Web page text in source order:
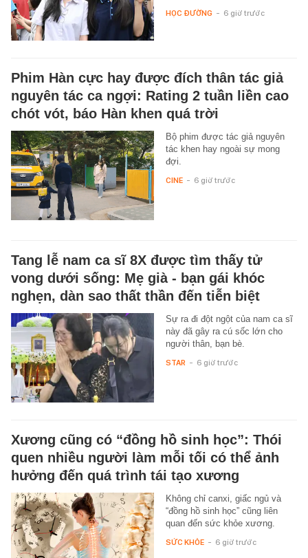
HỌC ĐƯỜNG - 6 giờ trước
Phim Hàn cực hay được đích thân tác giả
nguyên tác ca ngợi: Rating 2 tuần liền cao
chót vót, báo Hàn khen quá trời
Bộ phim được tác giả nguyên
tác khen hay ngoài sự mong
đợi.
CINE - 6 giờ trước
Tang lễ nam ca sĩ 8X được tìm thấy tử
vong dưới sống: Mẹ già - bạn gái khóc
nghẹn, dàn sao thất thần đến tiễn biệt
Sự ra đi đột ngột của nam ca sĩ
này đã gây ra cú sốc lớn cho
người thân, bạn bè.
STAR - 6 giờ trước
Xương cũng có “đồng hồ sinh học”: Thói
quen nhiều người làm mỗi tối có thể ảnh
hưởng đến quá trình tái tạo xương
Không chỉ canxi, giấc ngủ và
“đồng hồ sinh học” cũng liên
quan đến sức khỏe xương.
SỨC KHỎE - 6 giờ trước